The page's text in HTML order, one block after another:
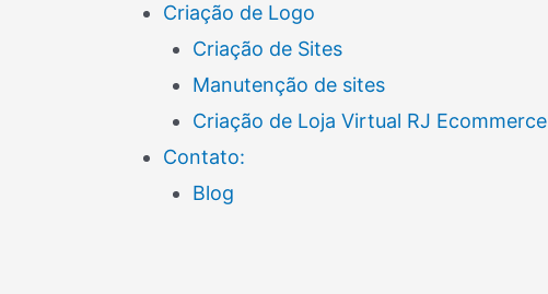
Criação de Logo
Criação de Sites
Manutenção de sites
Criação de Loja Virtual RJ Ecommerce
Contato:
Blog